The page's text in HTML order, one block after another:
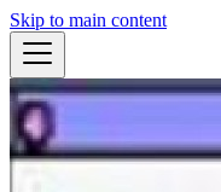
Skip to main content